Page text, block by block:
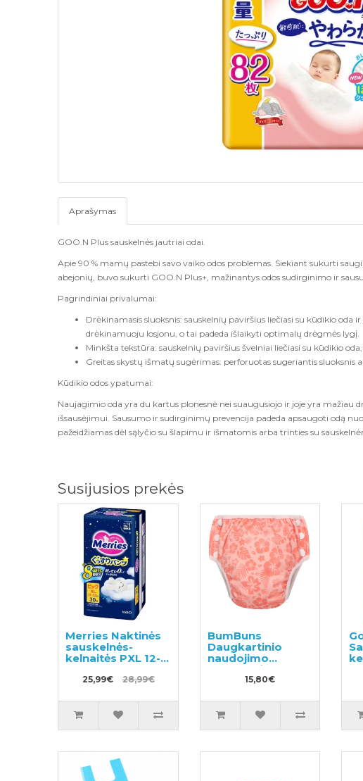
Aprašymas
GOO.N Plus sauskelnės jautriai odai.
Apie 90 % mamų pastebi savo vaiko odos problemas. Siekiant sukurti
abejonių, buvo sukurti GOO.N Plus+, mažinantys odos sudirginimo ir
Pagrindiniai privalumai:
Drėkinamasis sluoksnis: sauskelnių paviršius liečiasi su kūdikio oda
drėkinamuoju losjonu, o tai padeda išlaikyti optimalų drėgmės lygį.
Minkšta tekstūra: sauskelnių paviršius švelniai liečiasi su kūdikio
Greitas skystų išmatų sugėrimas: perforuotas sugeriantis
Kūdikio odos ypatumai:
Naujagimio oda yra du kartus plonesnė nei suaugusiojo ir joje yra
išsausėjimui. Sausumo ir sudirginimų prevencija padeda apsaugoti odą
pažeidžiamas dėl sąlyčio su šlapimu ir išmatomis arba trinties su
Susijusios prekės
Merries Naktinės
sauskelnės-
kelnaitės PXL 12-
25,99€ 28,99€
BumBuns
Daugkartinio
naudojimo
sauskelnės
plaukimui ir
S 8-11kg
15,80€